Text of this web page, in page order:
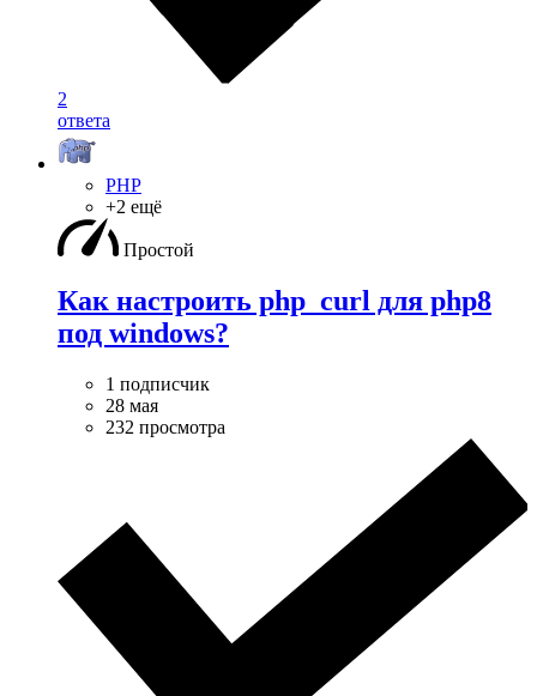
2
ответа
PHP
+2 ещё
Простой
Как настроить php_curl для php8
под windows?
1 подписчик
28 мая
232 просмотра